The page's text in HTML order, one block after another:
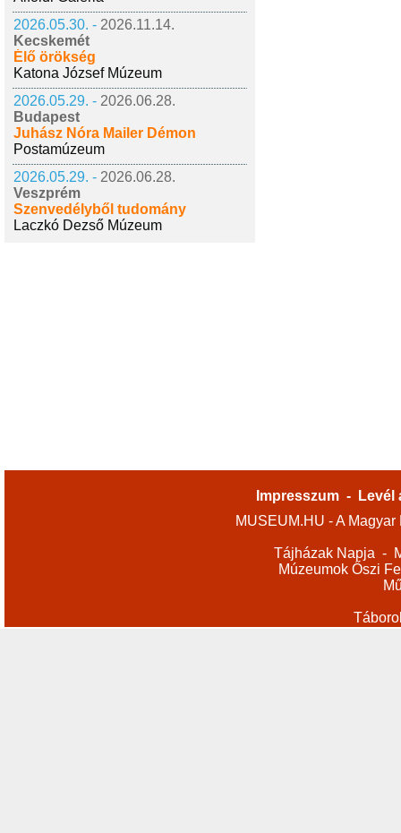
2026.05.30. - 2026.11.14.
Kecskemét
Élő örökség
Katona József Múzeum
2026.05.29. - 2026.06.28.
Budapest
Juhász Nóra Mailer Démon
Postamúzeum
2026.05.29. - 2026.06.28.
Veszprém
Szenvedélyből tudomány
Laczkó Dezső Múzeum
Impresszum -
Levél
MUSEUM.HU - A
Tájházak Napja -
Múzeumok Őszi